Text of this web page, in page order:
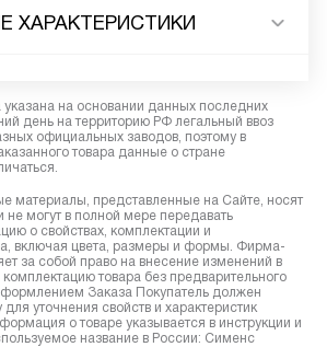
ХАРАКТЕРИСТИКИ
указана на основании данных последних
день на территорию РФ легальный ввоз
официальных заводов, поэтому в
товара данные о стране
материалы, представленные на Сайте, носят
не могут в полной мере передавать
о свойствах, комплектации и
включая цвета, размеры и формы. Фирма-
за собой право на внесение изменений в
товара без предварительного
Заказа Покупатель должен
уточнения свойств и характеристик
о товаре указывается в инструкции и
название в России: Сименс